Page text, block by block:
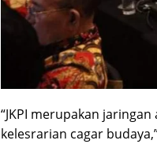
“JKPI merupakan
kelesrarian cagar